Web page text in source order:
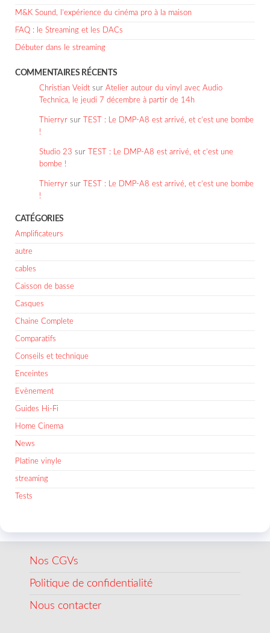
M&K Sound, l’expérience du cinéma pro à la maison
FAQ : le Streaming et les DACs
Débuter dans le streaming
COMMENTAIRES RÉCENTS
Christian Veidt sur Atelier autour du vinyl avec Audio
Technica, le jeudi 7 décembre à partir de 14h
Thierryr sur
TEST : Le DMP-A8 est arrivé, et c’est une bombe
!
Studio 23 sur
TEST : Le DMP-A8 est arrivé, et c’est une
bombe !
Thierryr sur
TEST : Le DMP-A8 est arrivé, et c’est une bombe
!
CATÉGORIES
Amplificateurs
autre
cables
Caisson de basse
Casques
Chaine Complete
Comparatifs
Conseils et technique
Enceintes
Evènement
Guides Hi-Fi
Home Cinema
News
Platine vinyle
streaming
Tests
Nos CGVs
Politique de confidentialité
Nous contacter